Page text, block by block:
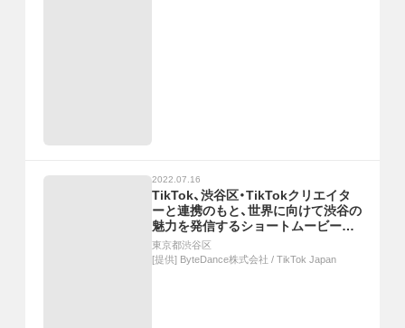
2022.07.16
TikTok、渋谷区・TikTokクリエイタ
ーと連携のもと、世界に向けて渋谷の
魅力を発信するショートムービーを
制作！7/15より順次公開
東京都渋谷区
[提供] ByteDance株式会社 / TikTok Japan